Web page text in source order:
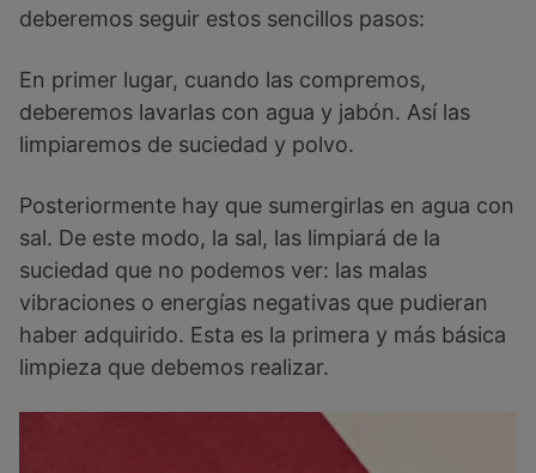
deberemos seguir estos sencillos pasos:
En primer lugar, cuando las compremos,
deberemos lavarlas con agua y jabón. Así las
limpiaremos de suciedad y polvo.
Posteriormente hay que sumergirlas en agua con
sal. De este modo, la sal, las limpiará de la
suciedad que no podemos ver: las malas
vibraciones o energías negativas que pudieran
haber adquirido. Esta es la primera y más básica
limpieza que debemos realizar.